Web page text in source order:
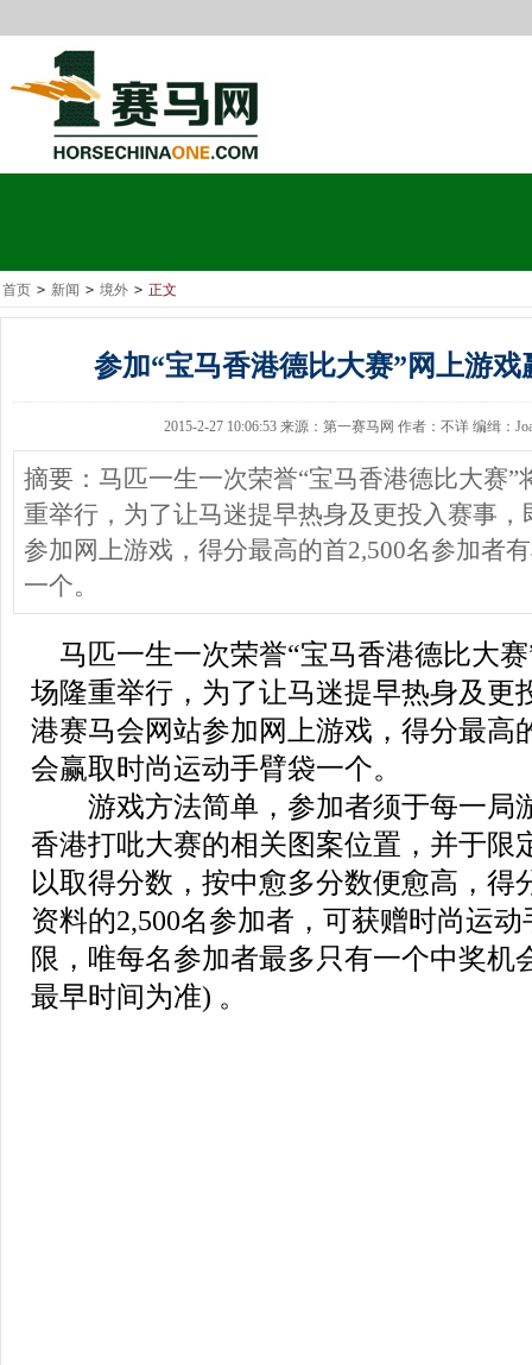
首页 > 新闻 > 境外 > 正文
参加“宝马香港德比大赛”网上游
2015-2-27 10:06:53 来源：第一赛马网 作者：不详 编缉：
摘要：马匹一生一次荣誉“宝马香港德比大赛”
重举行，为了让马迷提早热身及更投入赛事
参加网上游戏，得分最高的首2,500名参加者
一个。
马匹一生一次荣誉“宝马香港德比大
场隆重举行，为了让马迷提早热身及更
港赛马会网站参加网上游戏，得分最高
会赢取时尚运动手臂袋一个。
游戏方法简单，参加者须于每一局
香港打吡大赛的相关图案位置，并于限
以取得分数，按中愈多分数便愈高，得
资料的2,500名参加者，可获赠时尚运
限，唯每名参加者最多只有一个中奖机
最早时间为准) 。